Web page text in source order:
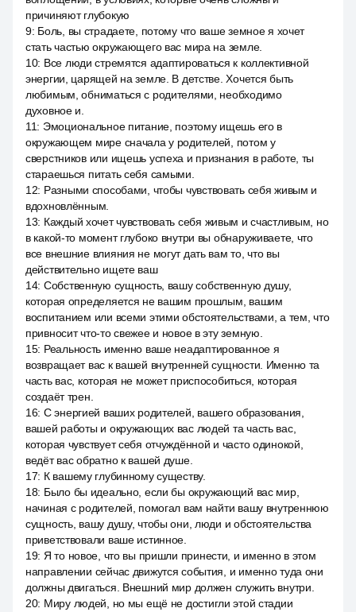
причиняют глубокую
9: Боль, вы страдаете, потому что ваше земное я хочет
стать частью окружающего вас мира на земле.
10: Все люди стремятся адаптироваться к коллективной
энергии, царящей на земле. В детстве. Хочется быть
любимым, обниматься с родителями, необходимо
духовное и.
11: Эмоциональное питание, поэтому ищешь его в
окружающем мире сначала у родителей, потом у
сверстников или ищешь успеха и признания в работе, ты
стараешься питать себя самыми.
12: Разными способами, чтобы чувствовать себя живым и
вдохновлённым.
13: Каждый хочет чувствовать себя живым и счастливым, но
в какой-то момент глубоко внутри вы обнаруживаете, что
все внешние влияния не могут дать вам то, что вы
действительно ищете ваш
14: Собственную сущность, вашу собственную душу,
которая определяется не вашим прошлым, вашим
воспитанием или всеми этими обстоятельствами, а тем, что
привносит что-то свежее и новое в эту земную.
15: Реальность именно ваше неадаптированное я
возвращает вас к вашей внутренней сущности. Именно та
часть вас, которая не может приспособиться, которая
создаёт трен.
16: С энергией ваших родителей, вашего образования,
вашей работы и окружающих вас людей та часть вас,
которая чувствует себя отчуждённой и часто одинокой,
ведёт вас обратно к вашей душе.
17: К вашему глубинному существу.
18: Было бы идеально, если бы окружающий вас мир,
начиная с родителей, помогал вам найти вашу внутреннюю
сущность, вашу душу, чтобы они, люди и обстоятельства
приветствовали ваше истинное.
19: Я то новое, что вы пришли принести, и именно в этом
направлении сейчас движутся события, и именно туда они
должны двигаться. Внешний мир должен служить внутри.
20: Миру людей, но мы ещё не достигли этой стадии